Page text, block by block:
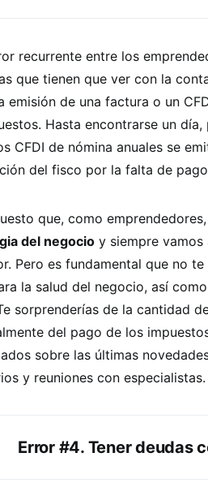
recurrente entre los
que tienen que ver con la
emisión de una factura o un
Hasta encontrarse un
CFDI de nómina anuales se
del fisco por la falta de
que, como
del negocio y siempre
Pero es fundamental que no
la salud del negocio, así
sorprenderías de la cantidad
del pago de los
sobre las últimas
y reuniones con especialistas.
Error #4. Tener deudas